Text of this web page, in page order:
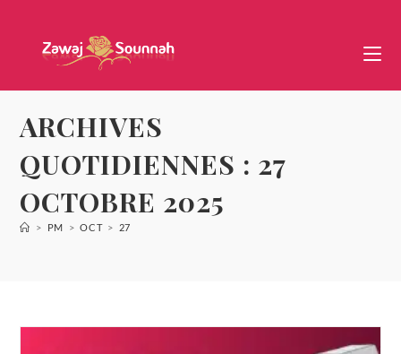
ARCHIVES
QUOTIDIENNES : 27
OCTOBRE 2025
> PM > OCT > 27